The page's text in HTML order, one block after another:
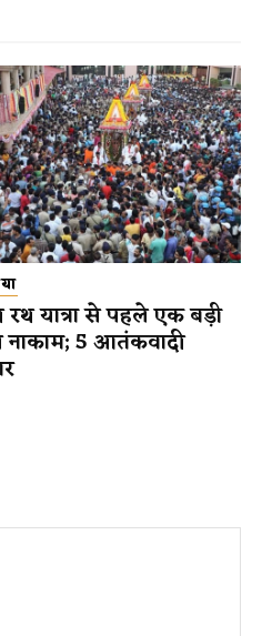
रथ यात्रा से पहले एक बड़ी
नाकाम; 5 आतंकवादी